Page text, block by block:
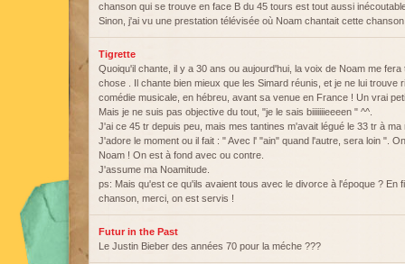
chanson qui se trouve en face B du 45 tours est tout aussi
Sinon, j'ai vu une prestation télévisée où Noam chantait cette
Tigrette
Quoiqu'il chante, il y a 30 ans ou aujourd'hui, la voix de Noam me fera
chose . Il chante bien mieux que les Simard réunis, et je ne lui trouve
comédie musicale, en hébreu, avant sa venue en France ! Un vrai
Mais je ne suis pas objective du tout, "je le sais biiiiiiieeeen " ^^.
J'ai ce 45 tr depuis peu, mais mes tantines m'avait légué le 33 tr à ma
J'adore le moment ou il fait : " Avec l' "ain" quand l'autre, sera loin ".
Noam ! On est à fond avec ou contre.
J'assume ma Noamitude.
ps: Mais qu'est ce qu'ils avaient tous avec le divorce à l'époque ? En
chanson, merci, on est servis !
Futur in the Past
Le Justin Bieber des années 70 pour la méche ???